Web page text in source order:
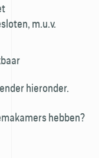
m.u.v.
hieronder.
hebben?